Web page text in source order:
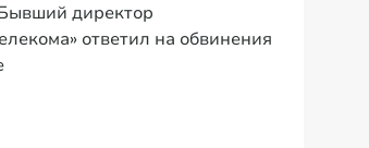
директор
ответил на обвинения